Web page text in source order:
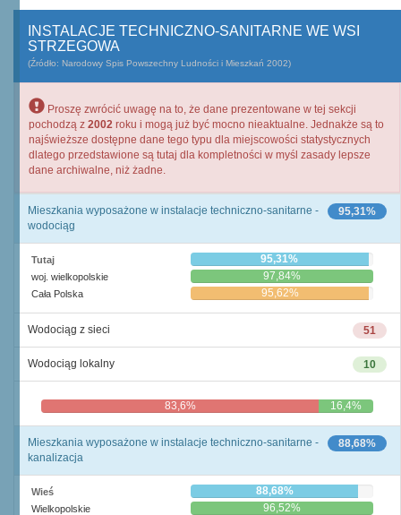
INSTALACJE TECHNICZNO-SANITARNE WE WSI
STRZEGOWA
(Źródło: Narodowy Spis Powszechny Ludności i Mieszkań 2002)
Proszę zwrócić uwagę na to, że dane prezentowane w tej sekcji
pochodzą z 2002 roku i mogą już być mocno nieaktualne. Jednakże są to
najświeższe dostępne dane tego typu dla miejscowości statystycznych
dlatego przedstawione są tutaj dla kompletności w myśl zasady lepsze
dane archiwalne, niż żadne.
95,31%
Mieszkania wyposażone w instalacje techniczno-sanitarne -
wodociąg
Tutaj 95,31%
woj. wielkopolskie 97,84%
Cała Polska 95,62%
51
Wodociąg z sieci
10
Wodociąg lokalny
83,6% 16,4%
88,68%
Mieszkania wyposażone w instalacje techniczno-sanitarne -
kanalizacja
Wieś 88,68%
Wielkopolskie 96,52%